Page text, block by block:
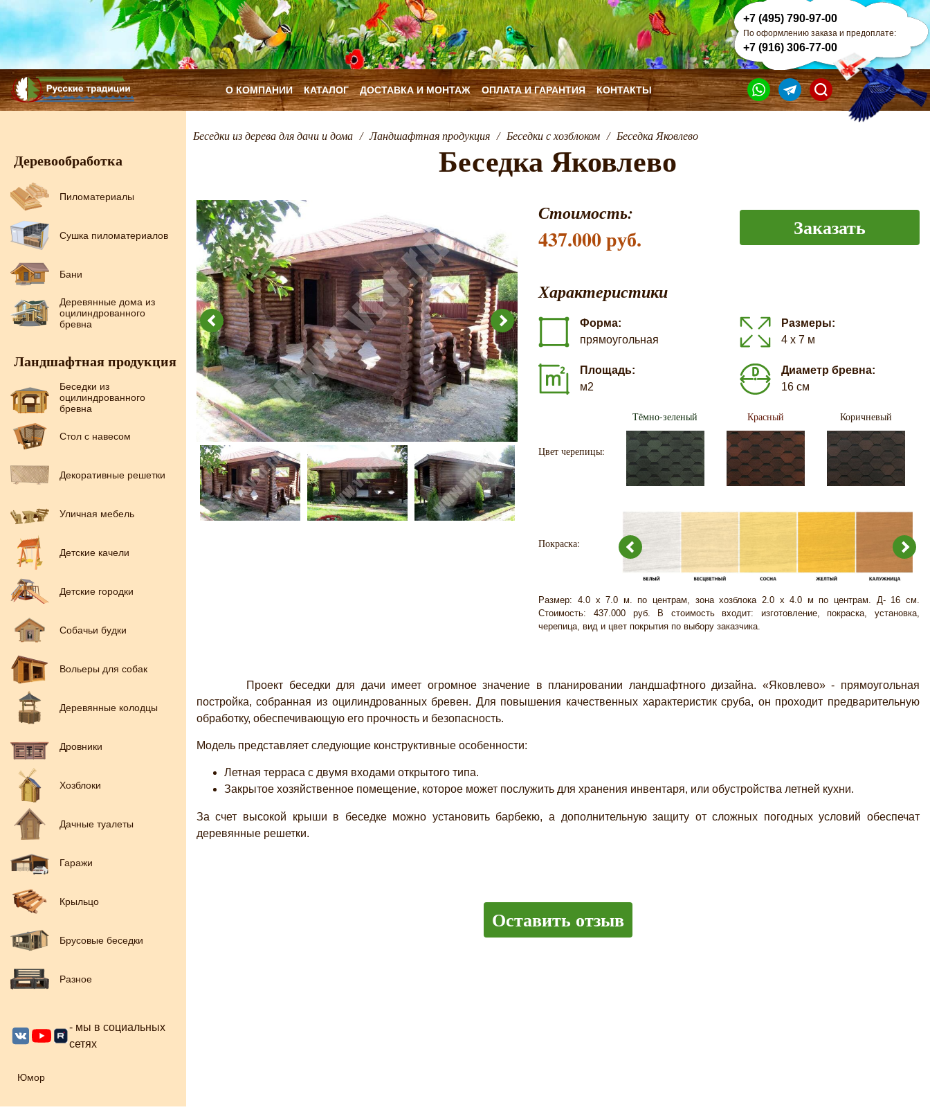
О КОМПАНИИ ДОСТАВКА И МОНТАЖ ОПЛАТА И ГАРАНТИЯ КОНТАКТЫ
КАТАЛОГ
+7 (495) 790-97-00
По оформлению заказа и предоплате:
+7 (916) 306-77-00
Деревообработка
Пиломатериалы
Сушка пиломатериалов
Бани
Деревянные дома из
оцилиндрованного
бревна
Ландшафтная продукция
Беседки из
оцилиндрованного
бревна
Стол с навесом
Декоративные решетки
Уличная мебель
Детские качели
Детские городки
Собачьи будки
Вольеры для собак
Деревянные колодцы
Дровники
Хозблоки
Дачные туалеты
Гаражи
Крыльцо
Брусовые беседки
Разное
- мы в социальных
сетях
Юмор
Беседки из дерева для дачи и дома / Ландшафтная продукция / Беседки с хозблоком / Беседка Яковлево
Беседка Яковлево
Стоимость:
437.000 руб. Заказать
Характеристики
Форма:
прямоугольная
Размеры:
4 х 7 м
Площадь:
м2
Диаметр бревна:
16 см
Цвет черепицы:
Тёмно-зеленый Красный Коричневый
Покраска:
Размер: 4.0 х 7.0 м. по центрам, зона хозблока 2.0 х 4.0 м по центрам. Д- 16 см.
Стоимость: 437.000 руб. В стоимость входит: изготовление, покраска, установка,
черепица, вид и цвет покрытия по выбору заказчика.
Проект беседки для дачи имеет огромное значение в планировании ландшафтного дизайна. «Яковлево» - прямоугольная
постройка, собранная из оцилиндрованных бревен. Для повышения качественных характеристик сруба, он проходит предварительную
обработку, обеспечивающую его прочность и безопасность.
Модель представляет следующие конструктивные особенности:
Летная терраса с двумя входами открытого типа.
Закрытое хозяйственное помещение, которое может послужить для хранения инвентаря, или обустройства летней кухни.
За счет высокой крыши в беседке можно установить барбекю, а дополнительную защиту от сложных погодных условий обеспечат
деревянные решетки.
Оставить отзыв